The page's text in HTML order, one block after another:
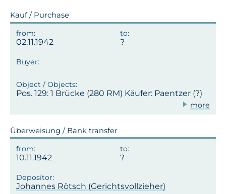
Kauf / Purchase
02.11.1942
Pos. 129: 1 Brücke (280 RM) Käufer: Paentzer (?)
more
Überweisung / Bank transfer
10.11.1942
Johannes Rötsch (Gerichtsvollzieher)